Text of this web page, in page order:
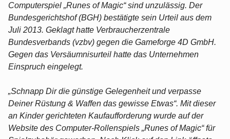
Computerspiel „Runes of Magic“ sind unzulässig. Der
Bundesgerichtshof (BGH) bestätigte sein Urteil aus dem
Juli 2013. Geklagt hatte Verbraucherzentrale
Bundesverbands (vzbv) gegen die Gameforge 4D GmbH.
Gegen das Versäumnisurteil hatte das Unternehmen
Einspruch eingelegt.
„Schnapp Dir die günstige Gelegenheit und verpasse
Deiner Rüstung & Waffen das gewisse Etwas“. Mit dieser
an Kinder gerichteten Kaufaufforderung wurde auf der
Website des Computer-Rollenspiels „Runes of Magic“ für